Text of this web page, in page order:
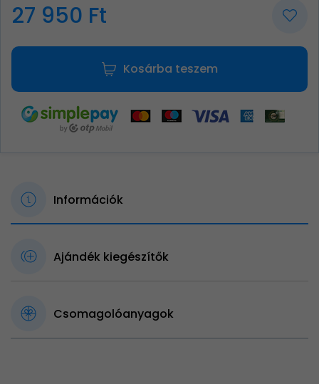
27 950 Ft
Kosárba teszem
Információk
Ajándék kiegészítők
Csomagolóanyagok